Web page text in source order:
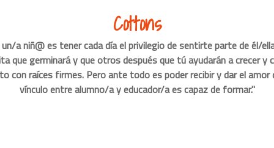
Cottons
a niñ@ es tener cada día el privilegio de sentirte parte de él/
que germinará y que otros después que tú ayudarán a crecer y
con raíces firmes. Pero ante todo es poder recibir y dar el amor
vínculo entre alumno/a y educador/a es capaz de formar."